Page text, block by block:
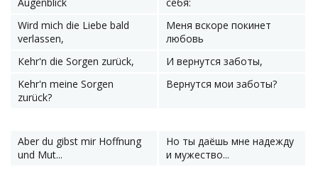
Wird mich die Liebe bald
verlassen,
Меня вскоре покинет
любовь
Кehr'n die Sorgen zurück,
И вернутся заботы,
Kehr'n meine Sorgen
zurück?
Вернутся мои заботы?
Aber du gibst mir Hoffnung
und Mut...
Но ты даёшь мне надежду
и мужество...